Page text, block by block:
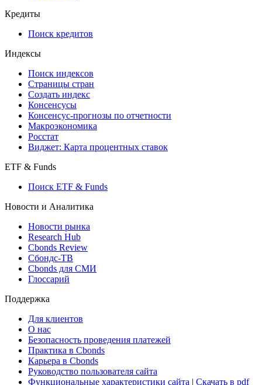
Кредиты
Поиск кредитов
Индексы
Поиск индексов
Страницы стран
Создать индекс
Консенсусы
Консенсус-прогнозы по отчетности
Макроэкономика
Росстат
Виджет: Карта процентных ставок
ETF & Funds
Поиск ETF & Funds
Новости и Аналитика
Новости рынка
Research Hub
Cbonds Review
Сбондс-ТВ
Cbonds для СМИ
Глоссарий
Поддержка
Для клиентов
О нас
Безопасность проведения платежей
Практика в Cbonds
Карьера в Cbonds
Руководство пользователя сайта
Функциональные характеристики сайта | Скачать в pdf